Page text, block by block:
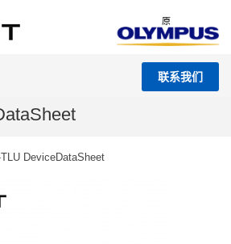
原
联系我们
TLU DeviceDataSheet